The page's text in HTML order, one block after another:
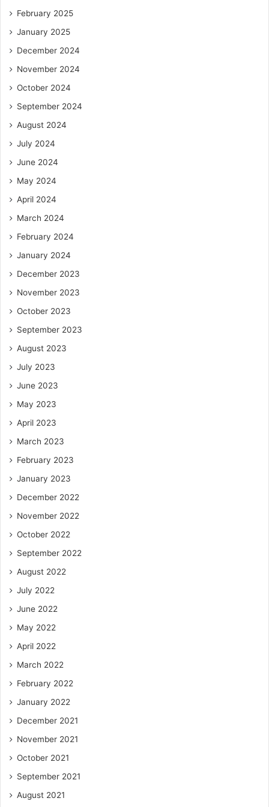
February 2025
January 2025
December 2024
November 2024
October 2024
September 2024
August 2024
July 2024
June 2024
May 2024
April 2024
March 2024
February 2024
January 2024
December 2023
November 2023
October 2023
September 2023
August 2023
July 2023
June 2023
May 2023
April 2023
March 2023
February 2023
January 2023
December 2022
November 2022
October 2022
September 2022
August 2022
July 2022
June 2022
May 2022
April 2022
March 2022
February 2022
January 2022
December 2021
November 2021
October 2021
September 2021
August 2021